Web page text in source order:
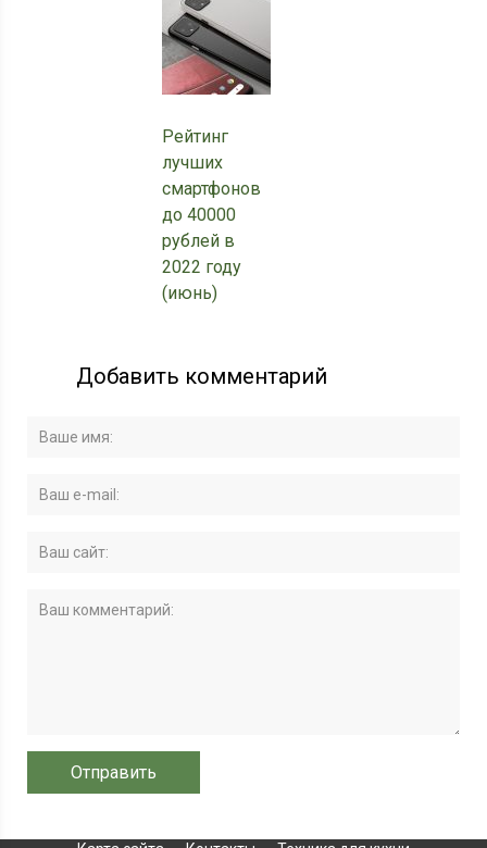
Рейтинг
лучших
смартфонов
до 40000
рублей в
2022 году
(июнь)
Добавить комментарий